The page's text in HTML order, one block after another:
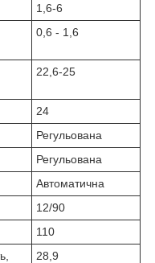
1,6-6
0,6 - 1,6
22,6-25
24
Регульована
Регульована
Автоматична
12/90
110
28,9